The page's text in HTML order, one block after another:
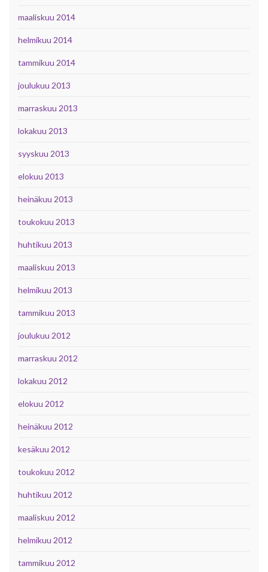
maaliskuu 2014
helmikuu 2014
tammikuu 2014
joulukuu 2013
marraskuu 2013
lokakuu 2013
syyskuu 2013
elokuu 2013
heinäkuu 2013
toukokuu 2013
huhtikuu 2013
maaliskuu 2013
helmikuu 2013
tammikuu 2013
joulukuu 2012
marraskuu 2012
lokakuu 2012
elokuu 2012
heinäkuu 2012
kesäkuu 2012
toukokuu 2012
huhtikuu 2012
maaliskuu 2012
helmikuu 2012
tammikuu 2012